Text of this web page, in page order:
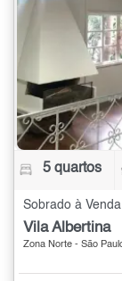
5 quartos
Sobrado à
Vila Albertina
Zona Norte - São